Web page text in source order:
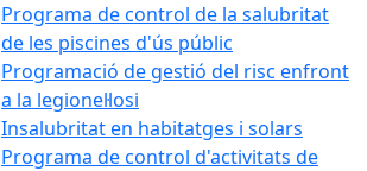
Programa de control de la salubritat
de les piscines d'ús públic
Programació de gestió del risc enfront
a la legionel·losi
Insalubritat en habitatges i solars
Programa de control d'activitats de